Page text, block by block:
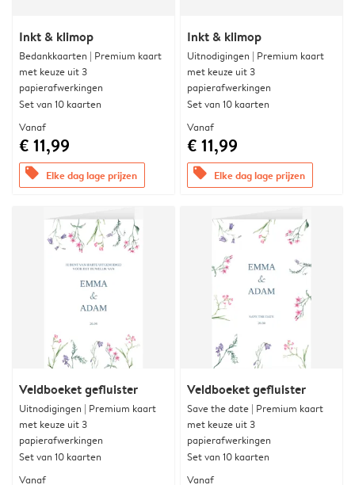
Inkt & klimop
Bedankkaarten | Premium kaart
met keuze uit 3
papierafwerkingen
Set van 10 kaarten
Vanaf
€ 11,99
offers Elke dag lage prijzen
Inkt & klimop
Uitnodigingen | Premium kaart
met keuze uit 3
papierafwerkingen
Set van 10 kaarten
Vanaf
€ 11,99
offers Elke dag lage prijzen
Veldboeket gefluister
Uitnodigingen | Premium kaart
met keuze uit 3
papierafwerkingen
Set van 10 kaarten
Vanaf
Veldboeket gefluister
Save the date | Premium kaart
met keuze uit 3
papierafwerkingen
Set van 10 kaarten
Vanaf